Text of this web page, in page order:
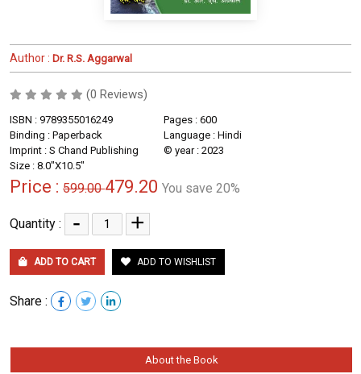
Author : Dr. R.S. Aggarwal
(0 Reviews)
ISBN : 9789355016249
Pages : 600
Binding : Paperback
Language : Hindi
Imprint : S Chand Publishing
© year : 2023
Size : 8.0"X10.5"
Price : 599.00479.20 You save 20%
Quantity : - +
ADD TO CART ADD TO WISHLIST
Share :
About the Book